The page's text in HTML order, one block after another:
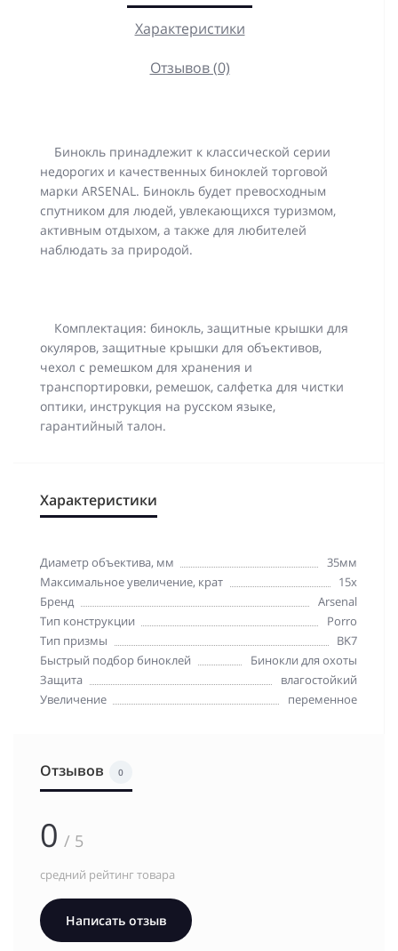
Характеристики
Отзывов (0)
Бинокль принадлежит к классической серии
недорогих и качественных биноклей торговой
марки ARSENAL. Бинокль будет превосходным
спутником для людей, увлекающихся туризмом,
активным отдыхом, а также для любителей
наблюдать за природой.
Комплектация: бинокль, защитные крышки для
окуляров, защитные крышки для объективов,
чехол с ремешком для хранения и
транспортировки, ремешок, салфетка для чистки
оптики, инструкция на русском языке,
гарантийный талон.
Характеристики
Диаметр объектива, мм
35мм
Максимальное увеличение, крат
15x
Бренд
Arsenal
Тип конструкции
Porro
Тип призмы
BK7
Быстрый подбор биноклей
Бинокли для охоты
Защита
влагостойкий
Увеличение
переменное
Отзывов 0
0 / 5
средний рейтинг товара
Написать отзыв